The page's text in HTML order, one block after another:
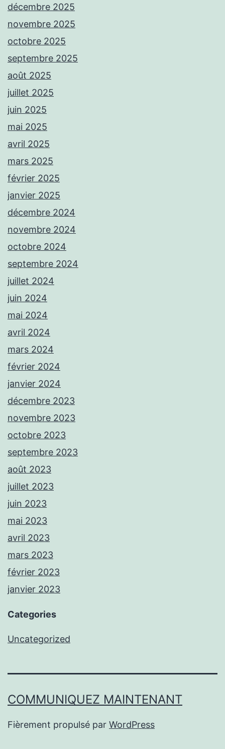
décembre 2025
novembre 2025
octobre 2025
septembre 2025
août 2025
juillet 2025
juin 2025
mai 2025
avril 2025
mars 2025
février 2025
janvier 2025
décembre 2024
novembre 2024
octobre 2024
septembre 2024
juillet 2024
juin 2024
mai 2024
avril 2024
mars 2024
février 2024
janvier 2024
décembre 2023
novembre 2023
octobre 2023
septembre 2023
août 2023
juillet 2023
juin 2023
mai 2023
avril 2023
mars 2023
février 2023
janvier 2023
Categories
Uncategorized
COMMUNIQUEZ MAINTENANT
Fièrement propulsé par WordPress